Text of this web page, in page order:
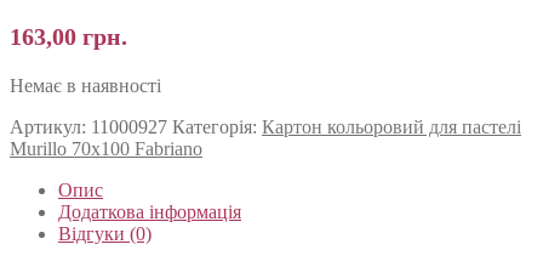
163,00 грн.
Немає в наявності
Артикул: 11000927 Категорія: Картон кольоровий для пастелі
Murillo 70х100 Fabriano
Опис
Додаткова інформація
Відгуки (0)